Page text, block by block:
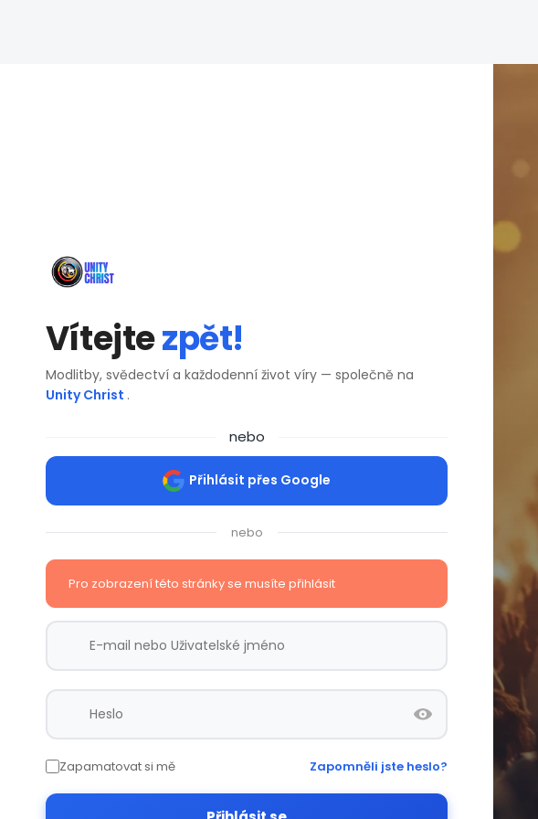
Vítejtezpět!
Modlitby, svědectví a každodenní život víry — společně na
Unity Christ .
nebo
Přihlásit přes Google
nebo
Pro zobrazení této stránky se musíte přihlásit
Zapamatovat si mě Zapomněli jste heslo?